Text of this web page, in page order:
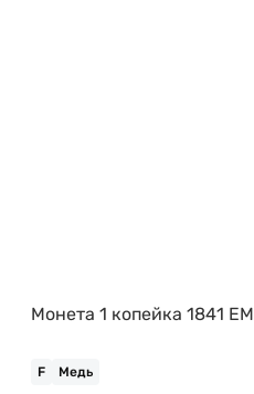
Монета 1 копейка 1841 ЕМ
F Медь